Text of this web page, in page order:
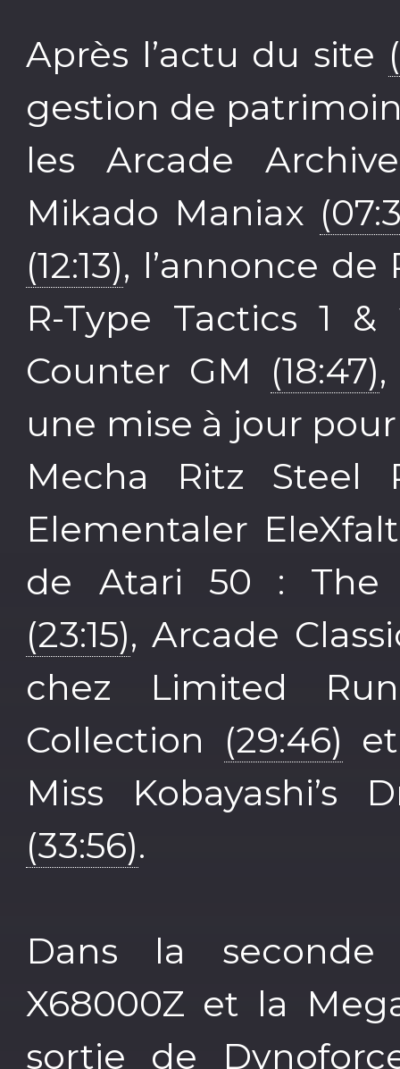
Après l’actu du site
gestion de
les Arcade
Mikado Maniax
(12:13), l’annonce de
R-Type Tactics 1
Counter GM (18:47)
une mise à jour
Mecha Ritz Steel
Elementaler
de Atari 50 : The
(23:15), Arcade
chez Limited
Collection (29:46)
Miss Kobayashi’s
(33:56).
Dans la
X68000Z et la
sortie de